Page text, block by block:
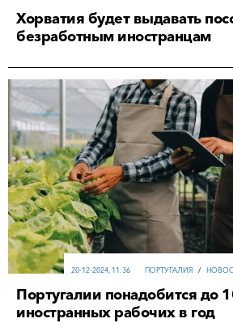
Хорватия будет выдавать
безработным иностранцам
ПОРТУГАЛИЯ /
20-12-2024, 11:36
Португалии понадобится до
иностранных рабочих в год